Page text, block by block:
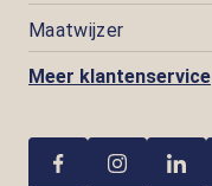
Maatwijzer
Meer klantenservice